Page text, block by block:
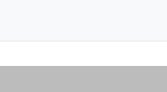
содержанию